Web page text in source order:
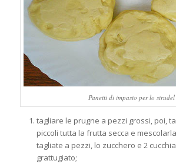
Panetti di impasto per lo strudel
tagliare le prugne a pezzi grossi, poi,
piccoli tutta la frutta secca e
tagliate a pezzi, lo zucchero e 2
grattugiato;